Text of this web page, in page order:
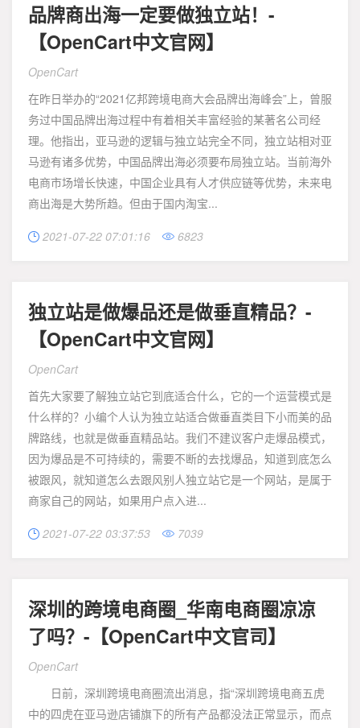
品牌商出海一定要做独立站！-
【OpenCart中文官网】
OpenCart
在昨日举办的“2021亿邦跨境电商大会品牌出海峰会”上，曾服
务过中国品牌出海过程中有着相关丰富经验的某著名公司经
理。他指出，亚马逊的逻辑与独立站完全不同，独立站相对亚
马逊有诸多优势，中国品牌出海必须要布局独立站。当前海外
电商市场增长快速，中国企业具有人才供应链等优势，未来电
商出海是大势所趋。但由于国内淘宝...
 2021-07-22 07:01:16  6823
独立站是做爆品还是做垂直精品？-
【OpenCart中文官网】
OpenCart
首先大家要了解独立站它到底适合什么，它的一个运营模式是
什么样的？小编个人认为独立站适合做垂直类目下小而美的品
牌路线，也就是做垂直精品站。我们不建议客户走爆品模式，
因为爆品是不可持续的，需要不断的去找爆品，知道到底怎么
被跟风，就知道怎么去跟风别人独立站它是一个网站，是属于
商家自己的网站，如果用户点入进...
 2021-07-22 03:37:53  7039
深圳的跨境电商圈_华南电商圈凉凉
了吗？-【OpenCart中文官司】
OpenCart
日前，深圳跨境电商圈流出消息，指“深圳跨境电商五虎
中的四虎在亚马逊店铺旗下的所有产品都没法正常显示，而点